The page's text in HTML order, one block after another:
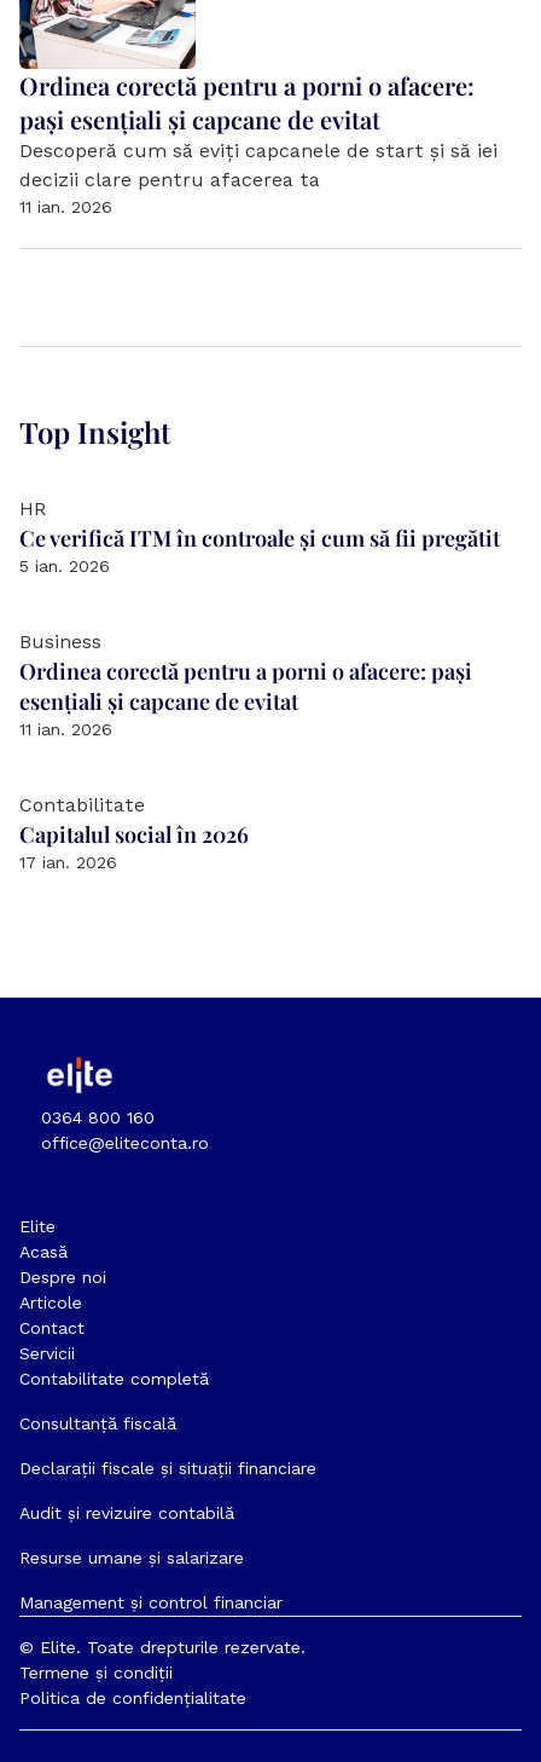
Ordinea corectă pentru a porni o afacere:
pași esențiali și capcane de evitat
Descoperă cum să eviți capcanele de start și să iei
decizii clare pentru afacerea ta
11 ian. 2026
Top Insight
HR
Ce verifică ITM în controale și cum să fii pregătit
5 ian. 2026
Business
Ordinea corectă pentru a porni o afacere: pași
esențiali și capcane de evitat
11 ian. 2026
Contabilitate
Capitalul social în 2026
17 ian. 2026
0364 800 160
office@eliteconta.ro
Elite
Acasă
Despre noi
Articole
Contact
Servicii
Contabilitate completă
Consultanță fiscală
Declarații fiscale și situații financiare
Audit și revizuire contabilă
Resurse umane și salarizare
Management și control financiar
© Elite. Toate drepturile rezervate.
Termene și condiții
Politica de confidențialitate